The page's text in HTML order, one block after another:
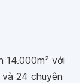
14.000m² với
24 chuyên